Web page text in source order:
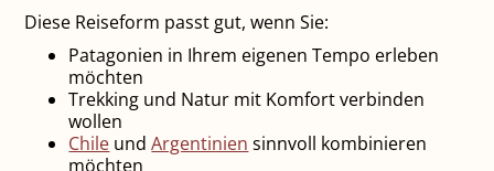
Diese Reiseform passt gut, wenn Sie:
Patagonien in Ihrem eigenen Tempo erleben
möchten
Trekking und Natur mit Komfort verbinden
wollen
Chile undArgentinien sinnvoll kombinieren
möchten